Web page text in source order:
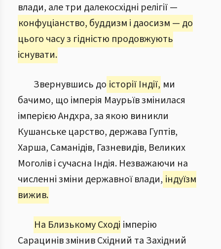
влади, але три далекосхідні релігії —
конфуціанство, буддизм і даосизм — до
цього часу з гідністю продовжують
існувати.
Звернувшись до історії Індії, ми
бачимо, що імперія Маурьїв змінилася
імперією Андхра, за якою виникли
Кушанське царство, держава Гуптів,
Харша, Саманідів, Газневидів, Великих
Моголів і сучасна Індія. Незважаючи на
численні зміни державної влади, індуїзм
вижив.
На Близькому Сході імперію
Сарацинів змінив Східний та Західний